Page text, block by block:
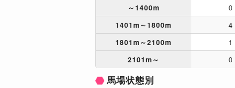
～1400m
0
1401m～1800m
4
1801m～2100m
1
2101m～
0
馬場状態別